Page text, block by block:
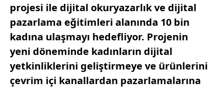
projesi ile dijital okuryazarlık ve dijital
pazarlama eğitimleri alanında 10 bin
kadına ulaşmayı hedefliyor. Projenin
yeni döneminde kadınların dijital
yetkinliklerini geliştirmeye ve ürünlerini
çevrim içi kanallardan pazarlamalarına